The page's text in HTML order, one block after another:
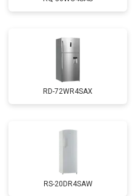
RD-72WR4SAX
RS-20DR4SAW